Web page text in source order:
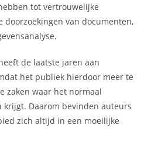
tot vertrouwelijke
doorzoekingen van documenten,
de laatste jaren aan
het publiek hierdoor meer te
zaken waar het normaal
krijgt. Daarom bevinden auteurs
zich altijd in een moeilijke